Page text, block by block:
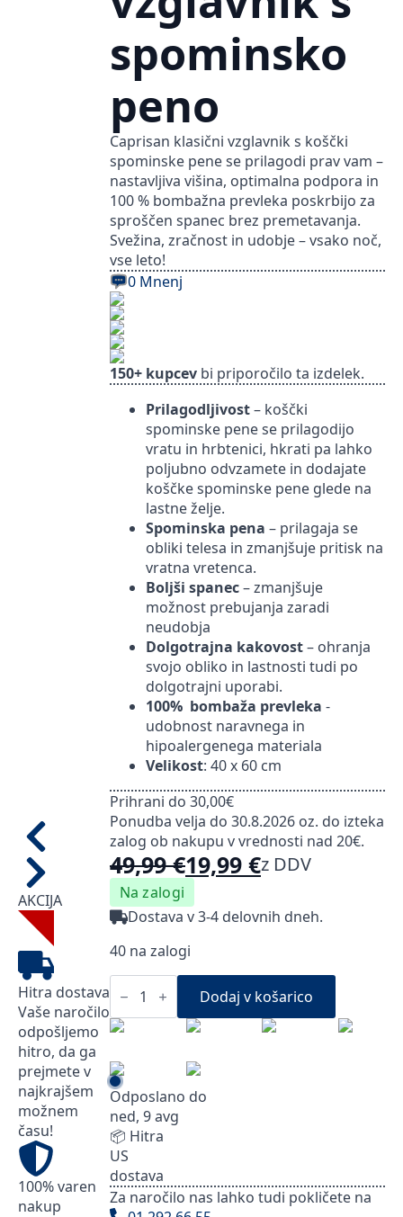
AKCIJA
Hitra dostava
Vaše naročilo
odpošljemo
hitro, da ga
prejmete v
najkrajšem
možnem
času!
100% varen
nakup
spominsko
peno
Caprisan klasični vzglavnik s koščki
spominske pene se prilagodi prav vam –
nastavljiva višina, optimalna podpora in
100 % bombažna prevleka poskrbijo za
sproščen spanec brez premetavanja.
Svežina, zračnost in udobje – vsako noč,
vse leto!
0 Mnenj
150+ kupcev bi priporočilo ta izdelek.
Prilagodljivost– koščki
spominske pene se prilagodijo
vratu in hrbtenici, hkrati pa lahko
poljubno odvzamete in dodajate
koščke spominske pene glede na
lastne želje.
Spominska pena – prilagaja se
obliki telesa in zmanjšuje pritisk na
vratna vretenca.
Boljši spanec– zmanjšuje
možnost prebujanja zaradi
neudobja
Dolgotrajna kakovost– ohranja
svojo obliko in lastnosti tudi po
dolgotrajni uporabi.
100% bombaža prevleka -
udobnost naravnega in
hipoalergenega materiala
Velikost: 40 x 60 cm
Prihrani do 30,00€
Ponudba velja do 30.8.2026 oz. do izteka
zalog ob nakupu v vrednosti nad 20€.
49,99€
Izvirna
cena
je
bila:
49,99 €.
19,99 €
Trenutna
cena
je:
19,99 €.
z DDV
Na zalogi
Dostava v 3-4 delovnih dneh.
40 na zalogi
Caprisan
klasični
s
spominsko
količina
Dodaj v košarico
Odposlano do
ned, 9 avg
📦 Hitra
US
dostava
Za naročilo nas lahko tudi pokličete na